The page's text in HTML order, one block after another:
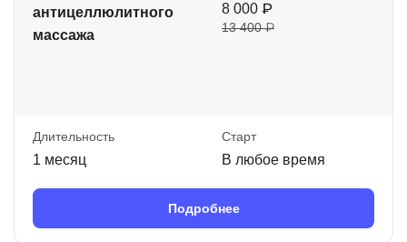
антицеллюлитного
массажа
8 000 ₽
13 400 ₽
Длительность
1 месяц
Старт
В любое время
Подробнее